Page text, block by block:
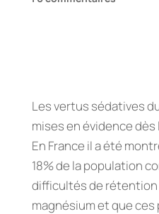
Les vertus sédatives
mises en évidence dès
En France il a été
18% de la population
difficultés de rétention
magnésium et que